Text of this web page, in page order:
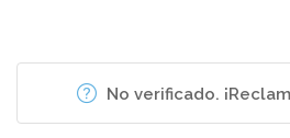
No verificado.